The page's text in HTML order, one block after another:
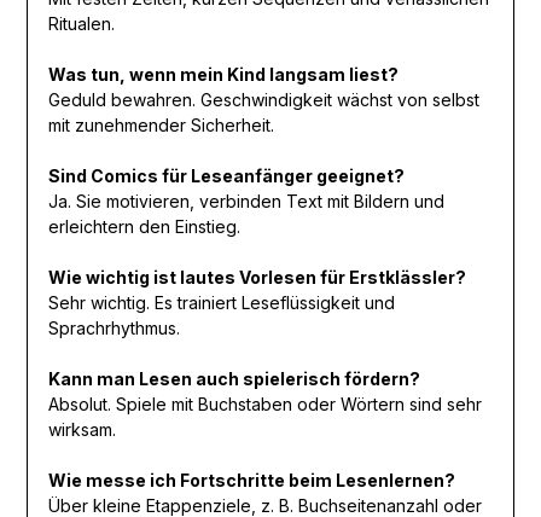
Ritualen.
Was tun, wenn mein Kind langsam liest?
Geduld bewahren. Geschwindigkeit wächst von selbst
mit zunehmender Sicherheit.
Sind Comics für Leseanfänger geeignet?
Ja. Sie motivieren, verbinden Text mit Bildern und
erleichtern den Einstieg.
Wie wichtig ist lautes Vorlesen für Erstklässler?
Sehr wichtig. Es trainiert Leseflüssigkeit und
Sprachrhythmus.
Kann man Lesen auch spielerisch fördern?
Absolut. Spiele mit Buchstaben oder Wörtern sind sehr
wirksam.
Wie messe ich Fortschritte beim Lesenlernen?
Über kleine Etappenziele, z. B. Buchseitenanzahl oder